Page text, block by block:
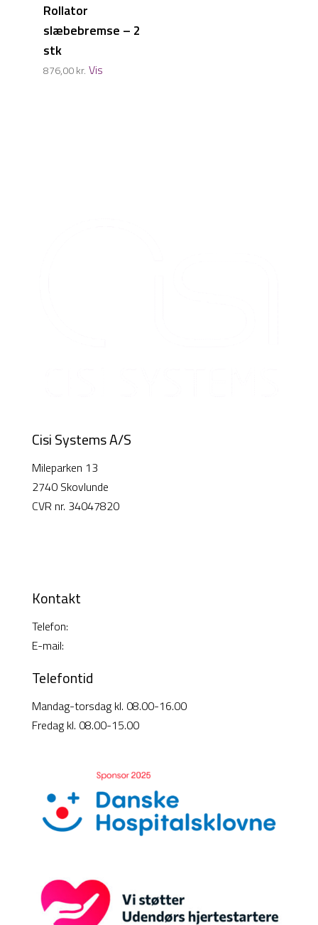
Rollator
slæbebremse – 2
stk
876,00kr. Vis
Cisi Systems A/S
Mileparken 13
2740 Skovlunde
CVR nr. 34047820
Kontakt
Telefon:
E-mail:
Telefontid
Mandag-torsdag kl. 08.00-16.00
Fredag kl. 08.00-15.00